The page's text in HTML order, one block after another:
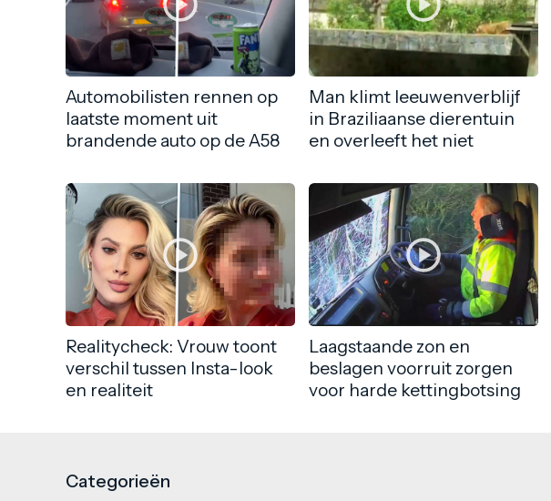
Automobilisten rennen op
laatste moment uit
brandende auto op de A58
Man klimt leeuwenverblijf
in Braziliaanse dierentuin
en overleeft het niet
Realitycheck: Vrouw toont
verschil tussen Insta-look
en realiteit
Laagstaande zon en
beslagen voorruit zorgen
voor harde kettingbotsing
Categorieën